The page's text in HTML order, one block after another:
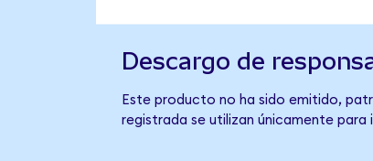
Descargo de
Este producto no ha sido emitido,
registrada se utilizan únicamente